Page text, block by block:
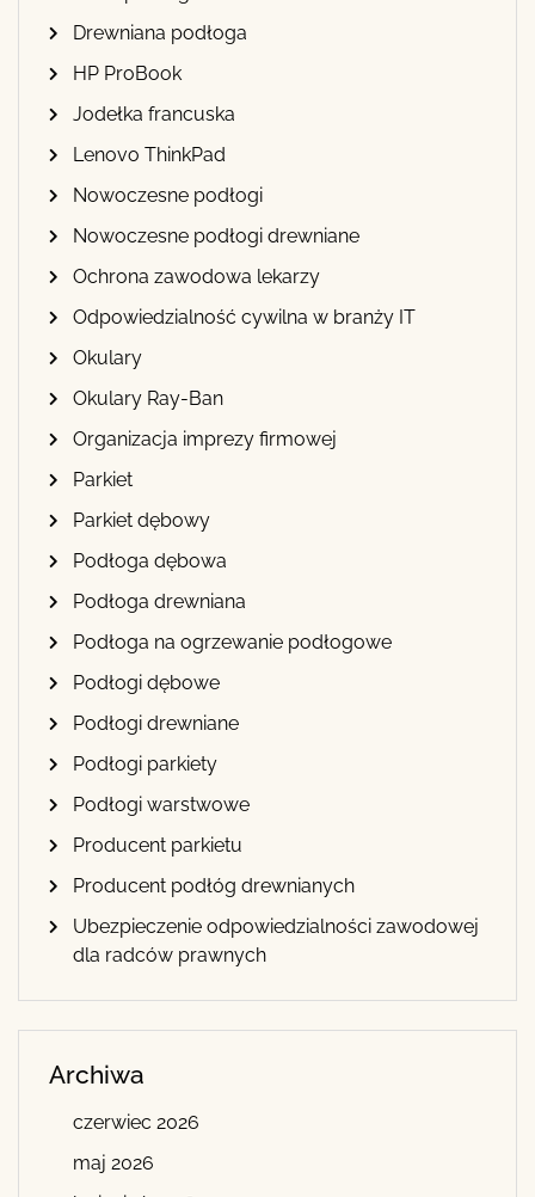
Drewniana podłoga
HP ProBook
Jodełka francuska
Lenovo ThinkPad
Nowoczesne podłogi
Nowoczesne podłogi drewniane
Ochrona zawodowa lekarzy
Odpowiedzialność cywilna w branży IT
Okulary
Okulary Ray-Ban
Organizacja imprezy firmowej
Parkiet
Parkiet dębowy
Podłoga dębowa
Podłoga drewniana
Podłoga na ogrzewanie podłogowe
Podłogi dębowe
Podłogi drewniane
Podłogi parkiety
Podłogi warstwowe
Producent parkietu
Producent podłóg drewnianych
Ubezpieczenie odpowiedzialności zawodowej
dla radców prawnych
Archiwa
czerwiec 2026
maj 2026